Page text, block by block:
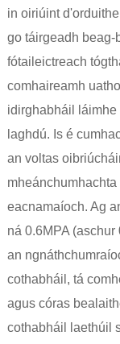
in oiriúint
go táirgeadh beag-
fótaileictreach
comhaireamh
idirghabháil láimhe
laghdú. Is é
an voltas
eacnamaíoch. Ag
ná 0.6MPA
an
cothabháil, tá
agus córas
cothabháil laethúil